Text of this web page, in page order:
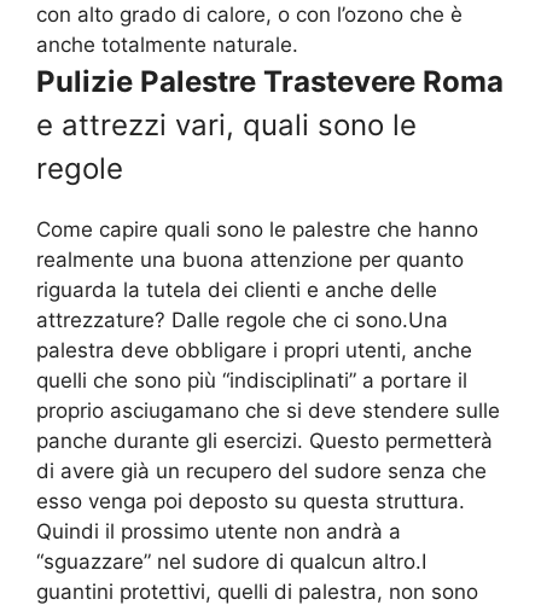
con alto grado di calore, o con l’ozono che è
anche totalmente naturale.
Pulizie Palestre Trastevere Roma
e attrezzi vari, quali sono le
regole
Come capire quali sono le palestre che hanno
realmente una buona attenzione per quanto
riguarda la tutela dei clienti e anche delle
attrezzature? Dalle regole che ci sono.Una
palestra deve obbligare i propri utenti, anche
quelli che sono più “indisciplinati” a portare il
proprio asciugamano che si deve stendere sulle
panche durante gli esercizi. Questo permetterà
di avere già un recupero del sudore senza che
esso venga poi deposto su questa struttura.
Quindi il prossimo utente non andrà a
“sguazzare” nel sudore di qualcun altro.I
guantini protettivi, quelli di palestra, non sono